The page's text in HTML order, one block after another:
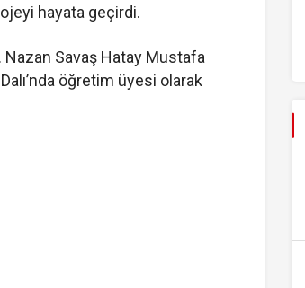
hayata geçirdi.
Nazan Savaş Hatay Mustafa
öğretim üyesi olarak